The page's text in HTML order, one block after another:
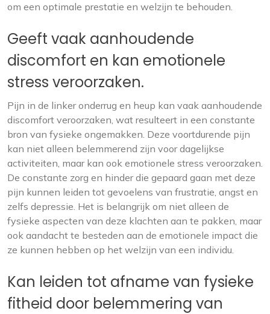
om een optimale prestatie en welzijn te behouden.
Geeft vaak aanhoudende
discomfort en kan emotionele
stress veroorzaken.
Pijn in de linker onderrug en heup kan vaak aanhoudende
discomfort veroorzaken, wat resulteert in een constante
bron van fysieke ongemakken. Deze voortdurende pijn
kan niet alleen belemmerend zijn voor dagelijkse
activiteiten, maar kan ook emotionele stress veroorzaken.
De constante zorg en hinder die gepaard gaan met deze
pijn kunnen leiden tot gevoelens van frustratie, angst en
zelfs depressie. Het is belangrijk om niet alleen de
fysieke aspecten van deze klachten aan te pakken, maar
ook aandacht te besteden aan de emotionele impact die
ze kunnen hebben op het welzijn van een individu.
Kan leiden tot afname van fysieke
fitheid door belemmering van